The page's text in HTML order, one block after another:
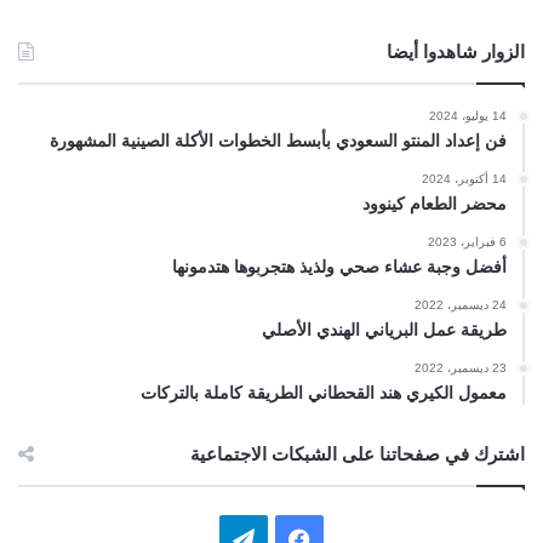
الزوار شاهدوا أيضا
14 يوليو، 2024
فن إعداد المنتو السعودي بأبسط الخطوات الأكلة الصينية المشهورة
14 أكتوبر، 2024
محضر الطعام كينوود
6 فبراير، 2023
أفضل وجبة عشاء صحي ولذيذ هتجربوها هتدمونها
24 ديسمبر، 2022
طريقة عمل البرياني الهندي الأصلي
23 ديسمبر، 2022
معمول الكيري هند القحطاني الطريقة كاملة بالتركات
اشترك في صفحاتنا على الشبكات الاجتماعية